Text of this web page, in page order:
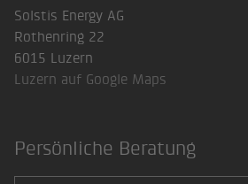
Solstis Energy AG
Rothenring 22
6015 Luzern
Luzern auf Google Maps
Persönliche Beratung